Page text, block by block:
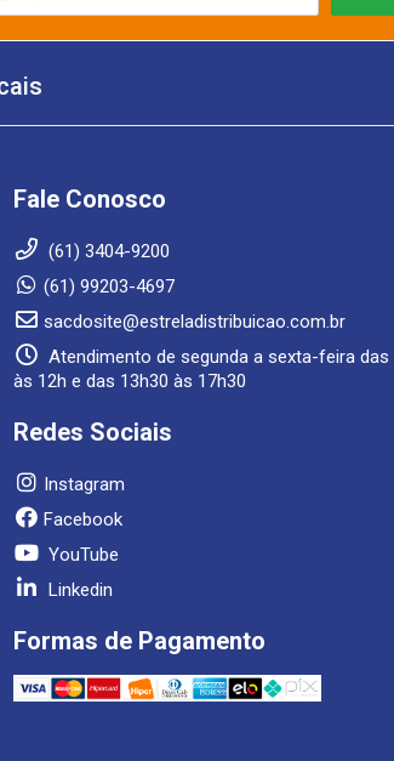
Fale Conosco
(61) 3404-9200
(61) 99203-4697
sacdosite@estreladistribuicao.com.br
Atendimento de segunda a sexta-feira das
às 12h e das 13h30 às 17h30
Redes Sociais
Instagram
Facebook
YouTube
Linkedin
Formas de Pagamento